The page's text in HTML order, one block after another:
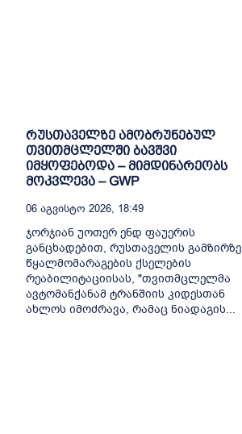
რუსთაველზე ამობრუნებულ
თვითმცლელში ბავშვი
იმყოფებოდა – მიმდინარეობს
მოკვლევა – GWP
06 Აგვისტო 2026, 18:49
ჯორჯიან უოთერ ენდ ფაუერის
განცხადებით, რუსთაველის გამზირზე
წყალმომარაგების ქსელების
რეაბილიტაციისას, "თვითმცლელმა
ავტომანქანამ ტრანშიის კიდესთან
ახლოს იმოძრავა, რამაც ნიადაგის...